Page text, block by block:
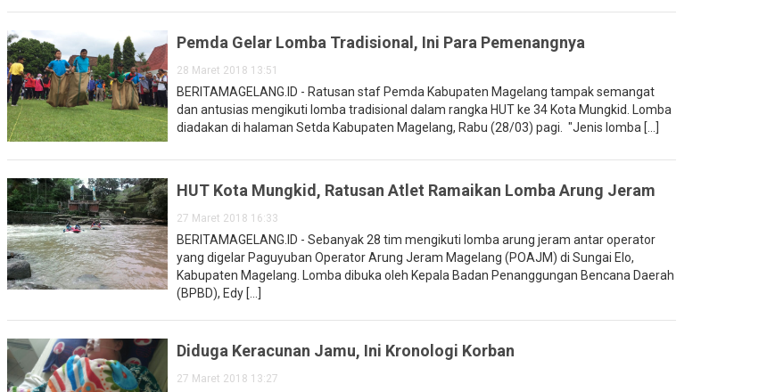
Pemda Gelar Lomba Tradisional, Ini Para Pemenangnya
28 Maret 2018 13:51
BERITAMAGELANG.ID - Ratusan staf Pemda Kabupaten Magelang tampak semangat
dan antusias mengikuti lomba tradisional dalam rangka HUT ke 34 Kota Mungkid. Lomba
diadakan di halaman Setda Kabupaten Magelang, Rabu (28/03) pagi. "Jenis lomba [...]
HUT Kota Mungkid, Ratusan Atlet Ramaikan Lomba Arung Jeram
27 Maret 2018 16:33
BERITAMAGELANG.ID - Sebanyak 28 tim mengikuti lomba arung jeram antar operator
yang digelar Paguyuban Operator Arung Jeram Magelang (POAJM) di Sungai Elo,
Kabupaten Magelang. Lomba dibuka oleh Kepala Badan Penanggungan Bencana Daerah
(BPBD), Edy [...]
Diduga Keracunan Jamu, Ini Kronologi Korban
27 Maret 2018 13:27